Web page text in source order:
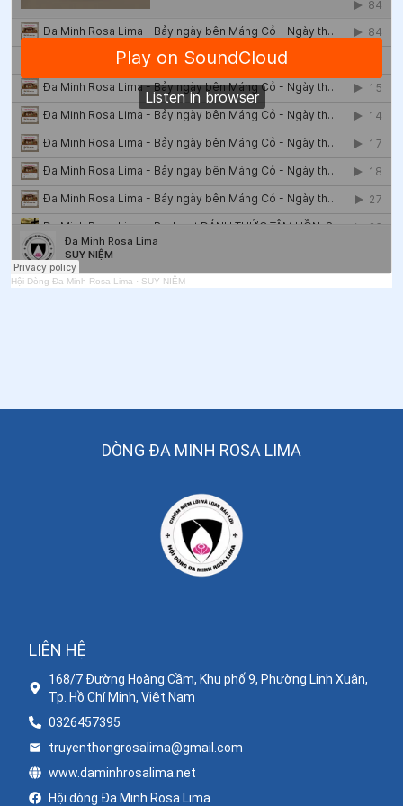
50 .Ngày 05/6 - Thánh Bôniphát
Ngày 05/6 Thánh Luca Vũ Bá Loan
52
Ngày 05/6 Thánh Ða Minh Toại và Thánh Ða Minh
Huyên
53
54 .Ngày 03/6 - Thánh Carôlô Lwanga và các bạn tử
đạo
55.Ngày 03/6 Thánh Phaolô Vũ Văn Đổng
56.Ngày 02/6 Thánh Ða Minh Ninh
Ngày 29/5 - Thánh Phaolô VI
Ngày 27/5 - Thánh Augustinô Cantơbơri
Ngày 26/5 - Thánh Matthêu Nguyễn Văn Phượng
66.Ngày 25/5 - Thánh Bêđa
67 Ngày 25/5 - Thánh Phêrô Ðoàn Văn Vân
68 Ngày 25/5 - Thánh Maria Mađalêna Pazzi
69 Ngày 25/5 - Thánh Ghêgôriô VII
Hội Dòng Đa Minh Rosa Lima · SUY NIỆM
DÒNG ĐA MINH ROSA LIMA
LIÊN HỆ
168/7 Đường Hoàng Cầm, Khu phố 9, Phường Linh Xuân,
Tp. Hồ Chí Minh, Việt Nam
0326457395
truyenthongrosalima@gmail.com
www.daminhrosalima.net
Hội dòng Đa Minh Rosa Lima